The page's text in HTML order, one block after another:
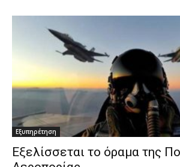
Εξυπηρέτηση
Εξελίσσεται το όραμα της